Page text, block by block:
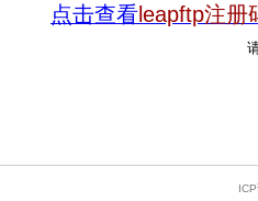
点击查看leapftp注册